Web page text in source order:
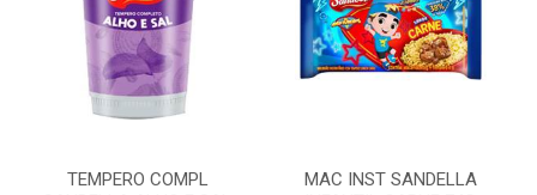
TEMPERO COMPL
MAC INST SANDELLA